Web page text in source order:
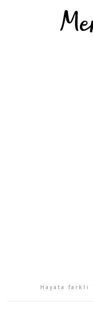
Hayata farklı